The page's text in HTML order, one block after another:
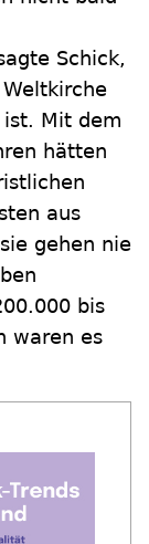
Schick,
ist. Mit dem
hätten
aus
gehen nie
bis
waren es